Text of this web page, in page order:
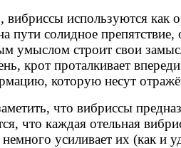
вибриссы используются
пути солидное
умыслом строит свои
крот про­талкивает
которую несут
что вибриссы
что каждая отельная
усиливает их (как и